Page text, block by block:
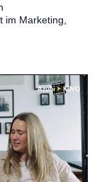
im Marketing,